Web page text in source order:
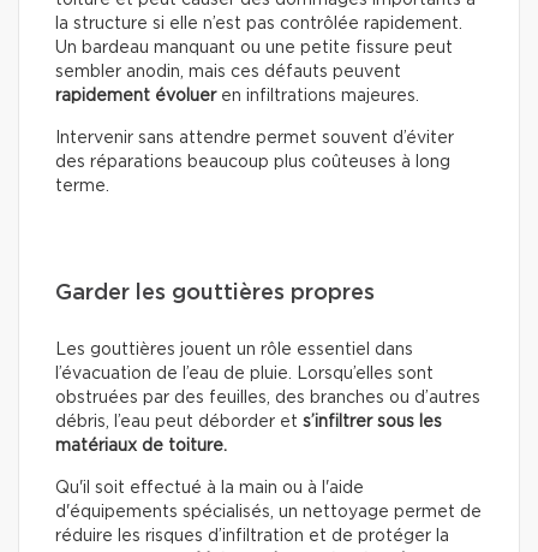
la structure si elle n’est pas contrôlée rapidement.
Un bardeau manquant ou une petite fissure peut
sembler anodin, mais ces défauts peuvent
rapidement évolueren infiltrations majeures.
Intervenir sans attendre permet souvent d’éviter
des réparations beaucoup plus coûteuses à long
terme.
Garder les gouttières propres
Les gouttières jouent un rôle essentiel dans
l’évacuation de l’eau de pluie. Lorsqu’elles sont
obstruées par des feuilles, des branches ou d’autres
débris, l’eau peut déborder et s’infiltrer sous les
matériaux de toiture.
Qu'il soit effectué à la main ou à l'aide
d'équipements spécialisés, un nettoyage permet de
réduire les risques d’infiltration et de protéger la